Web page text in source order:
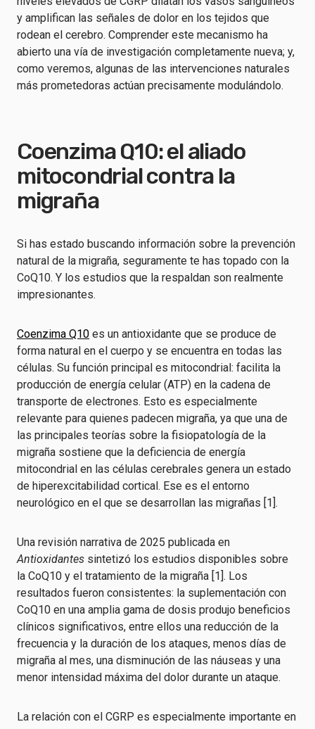
y amplifican las señales de dolor en los tejidos que
rodean el cerebro. Comprender este mecanismo ha
abierto una vía de investigación completamente nueva; y,
como veremos, algunas de las intervenciones naturales
más prometedoras actúan precisamente modulándolo.
Coenzima Q10: el aliado
mitocondrial contra la
migraña
Si has estado buscando información sobre la prevención
natural de la migraña, seguramente te has topado con la
CoQ10. Y los estudios que la respaldan son realmente
impresionantes.
Coenzima Q10 es un antioxidante que se produce de
forma natural en el cuerpo y se encuentra en todas las
células. Su función principal es mitocondrial: facilita la
producción de energía celular (ATP) en la cadena de
transporte de electrones. Esto es especialmente
relevante para quienes padecen migraña, ya que una de
las principales teorías sobre la fisiopatología de la
migraña sostiene que la deficiencia de energía
mitocondrial en las células cerebrales genera un estado
de hiperexcitabilidad cortical. Ese es el entorno
neurológico en el que se desarrollan las migrañas [1].
Una revisión narrativa de 2025 publicada en
Antioxidantes sintetizó los estudios disponibles sobre
la CoQ10 y el tratamiento de la migraña [1]. Los
resultados fueron consistentes: la suplementación con
CoQ10 en una amplia gama de dosis produjo beneficios
clínicos significativos, entre ellos una reducción de la
frecuencia y la duración de los ataques, menos días de
migraña al mes, una disminución de las náuseas y una
menor intensidad máxima del dolor durante un ataque.
La relación con el CGRP es especialmente importante en